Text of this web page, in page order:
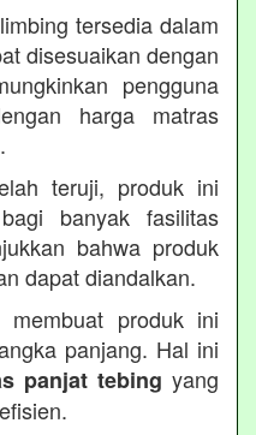
tersedia dalam
disesuaikan dengan
pengguna
harga matras
teruji, produk ini
banyak fasilitas
bahwa produk
dapat diandalkan.
produk ini
panjang. Hal ini
panjat tebing yang